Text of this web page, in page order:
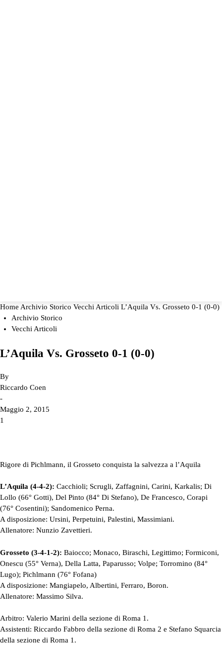
Home Archivio Storico Vecchi Articoli L’Aquila Vs. Grosseto 0-1 (0-0)
Archivio Storico
Vecchi Articoli
L’Aquila Vs. Grosseto 0-1 (0-0)
By
Riccardo Coen
-
Maggio 2, 2015
1
Rigore di Pichlmann, il Grosseto conquista la salvezza a l’Aquila
L’Aquila (4-4-2): Cacchioli; Scrugli, Zaffagnini, Carini, Karkalis; Di
Lollo (66° Gotti), Del Pinto (84° Di Stefano), De Francesco, Corapi
(76° Cosentini); Sandomenico Perna.
A disposizione: Ursini, Perpetuini, Palestini, Massimiani.
Allenatore: Nunzio Zavettieri.
Grosseto (3-4-1-2): Baiocco; Monaco, Biraschi, Legittimo; Formiconi,
Onescu (55° Verna), Della Latta, Paparusso; Volpe; Torromino (84°
Lugo); Pichlmann (76° Fofana)
A disposizione: Mangiapelo, Albertini, Ferraro, Boron.
Allenatore: Massimo Silva.
Arbitro: Valerio Marini della sezione di Roma 1.
Assistenti: Riccardo Fabbro della sezione di Roma 2 e Stefano Squarcia
della sezione di Roma 1.